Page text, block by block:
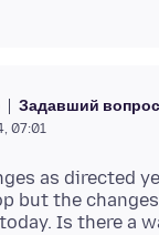
Задавший вопрос
07:01
as directed
but the
Is there a